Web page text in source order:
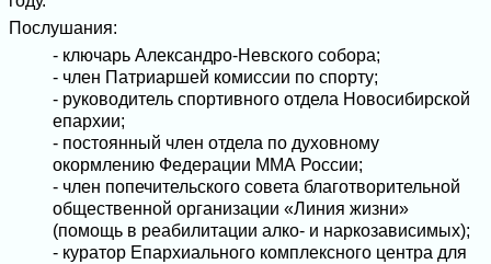
Послушания:
- ключарь Александро-Невского собора;
- член Патриаршей комиссии по спорту;
- руководитель спортивного отдела Новосибирской
епархии;
- постоянный член отдела по духовному
окормлению Федерации ММА России;
- член попечительского совета благотворительной
общественной организации «Линия жизни»
(помощь в реабилитации алко- и наркозависимых);
- куратор Епархиального комплексного центра для